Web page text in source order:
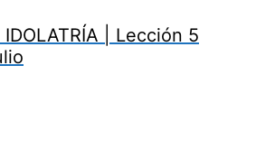
IDOLATRÍA | Lección 5